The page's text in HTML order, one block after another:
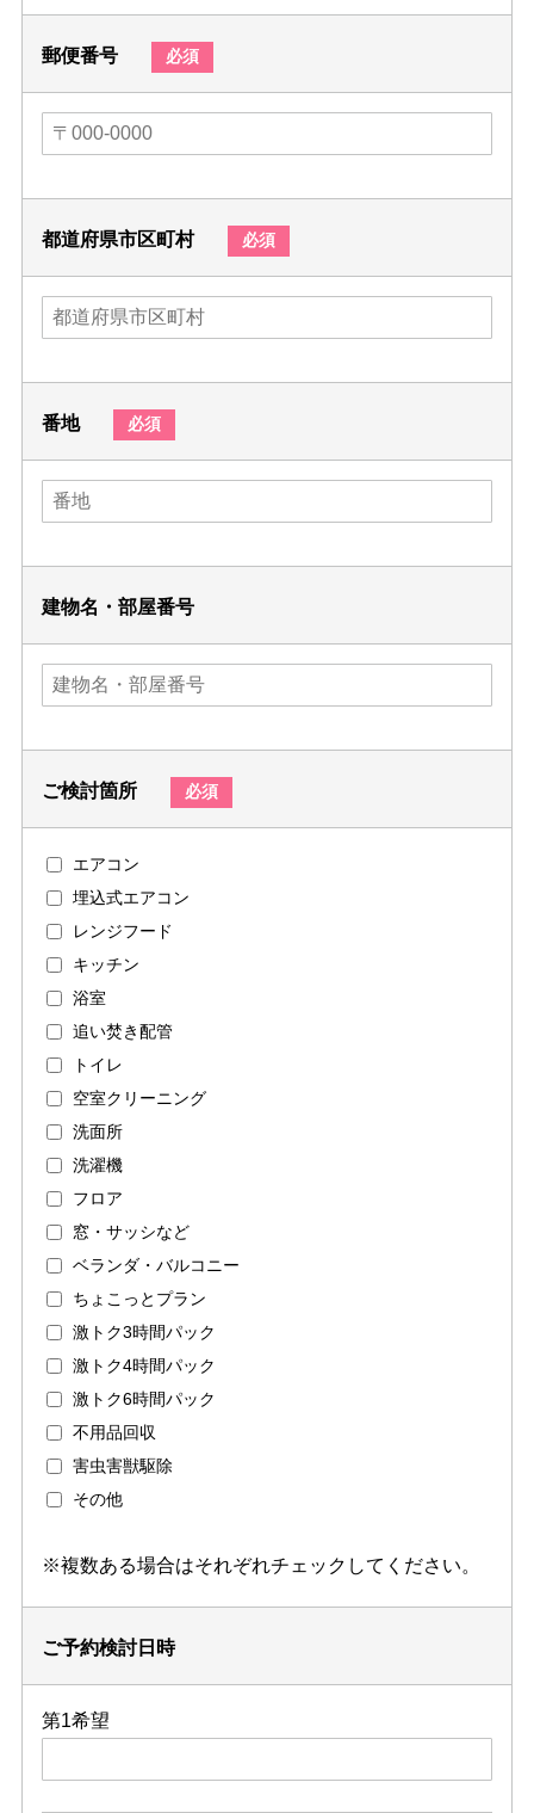
郵便番号 必須
都道府県市区町村 必須
番地 必須
建物名・部屋番号
ご検討箇所 必須
エアコン
埋込式エアコン
レンジフード
キッチン
浴室
追い焚き配管
トイレ
空室クリーニング
洗面所
洗濯機
フロア
窓・サッシなど
ベランダ・バルコニー
ちょこっとプラン
激トク3時間パック
激トク4時間パック
激トク6時間パック
不用品回収
害虫害獣駆除
その他
※複数ある場合はそれぞれチェックしてください。
ご予約検討日時
第1希望